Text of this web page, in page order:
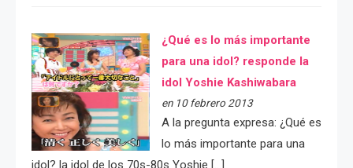
¿Qué es lo más importante
para una idol? responde la
idol Yoshie Kashiwabara
en 10 febrero 2013
A la pregunta expresa: ¿Qué es
lo más importante para una
idol? la idol de los 70s-80s Yoshie […]